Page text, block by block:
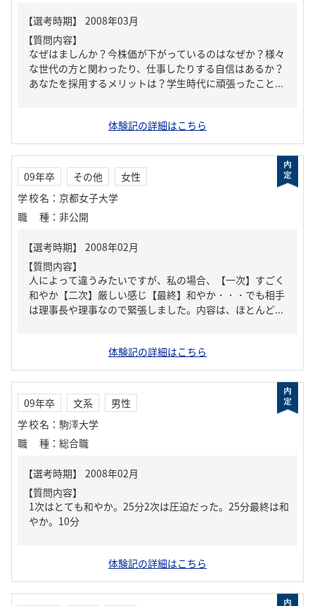
【質問内容】
なぜはましんか？今株価が下がっているのはなぜか？様々
な世代の方と関わったり、仕事したりする自信はあるか？
あなたを採用するメリットは？学生時代に頑張ったこと...
体験記の詳細はこちら
09年卒 その他
女性
学校名 ： 京都女子大学
職種 ： 非公開
【質問内容】
人によって違うみたいですが、私の場合、【一次】すごく
和やか【二次】厳しい感じ【最終】和やか・・・でも相手
は理事長や理事なので緊張しました。内容は、ほとんど...
体験記の詳細はこちら
09年卒 文系
男性
学校名 ： 駒澤大学
職種 ： 総合職
【質問内容】
1次はとても和やか。25分2次は圧迫だった。25分最終は和
やか。10分
体験記の詳細はこちら